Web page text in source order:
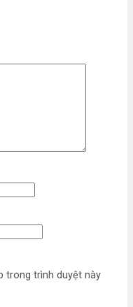
trong trình duyệt này